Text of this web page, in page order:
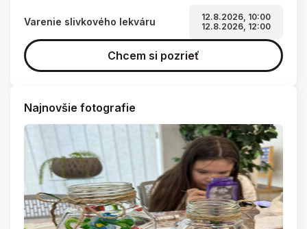
Varenie slivkového lekváru
12.8.2026, 10:00
12.8.2026, 12:00
Chcem si pozrieť
Najnovšie fotografie